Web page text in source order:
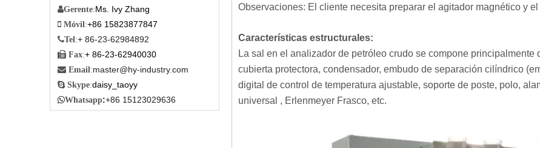
Gerente:Ms. Ivy Zhang
 Móvil :+86 15823877847
Tel :+ 86-23-62984892
 Fax:+ 86-23-62940030
 Email :master@hy-industry.com
 Skype:daisy_taoyy
Whatsapp:+86 15123029636
Observaciones: El cliente necesita preparar el agitador magnético y
Características estructurales:
La sal en el analizador de petróleo crudo se compone principalmente
cubierta protectora, condensador, embudo de separación cilíndrico
digital de control de temperatura ajustable, soporte de poste, polo,
universal , Erlenmeyer Frasco, etc.